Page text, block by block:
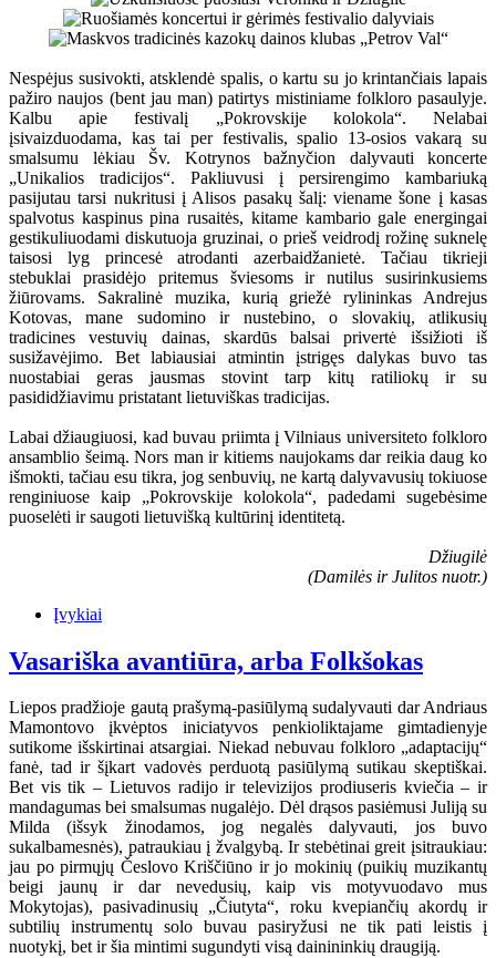
Nespėjus susivokti, atsklendė spalis, o kartu su jo krintančiais lapais
pažiro naujos (bent jau man) patirtys mistiniame folkloro pasaulyje.
Kalbu apie festivalį „Pokrovskije kolokola“. Nelabai
įsivaizduodama, kas tai per festivalis, spalio 13-osios vakarą su
smalsumu lėkiau Šv. Kotrynos bažnyčion dalyvauti koncerte
„Unikalios tradicijos“. Pakliuvusi į persirengimo kambariuką
pasijutau tarsi nukritusi į Alisos pasakų šalį: viename šone į kasas
spalvotus kaspinus pina rusaitės, kitame kambario gale energingai
gestikuliuodami diskutuoja gruzinai, o prieš veidrodį rožinę suknelę
taisosi lyg princesė atrodanti azerbaidžanietė. Tačiau tikrieji
stebuklai prasidėjo pritemus šviesoms ir nutilus susirinkusiems
žiūrovams. Sakralinė muzika, kurią griežė rylininkas Andrejus
Kotovas, mane sudomino ir nustebino, o slovakių, atlikusių
tradicines vestuvių dainas, skardūs balsai privertė išsižioti iš
susižavėjimo. Bet labiausiai atmintin įstrigęs dalykas buvo tas
nuostabiai geras jausmas stovint tarp kitų ratiliokų ir su
pasididžiavimu pristatant lietuviškas tradicijas.
Labai džiaugiuosi, kad buvau priimta į Vilniaus universiteto folkloro
ansamblio šeimą. Nors man ir kitiems naujokams dar reikia daug ko
išmokti, tačiau esu tikra, jog senbuvių, ne kartą dalyvavusių tokiuose
renginiuose kaip „Pokrovskije kolokola“, padedami sugebėsime
puoselėti ir saugoti lietuvišką kultūrinį identitetą.
Džiugilė
(Damilės ir Julitos nuotr.)
Įvykiai
Vasariška avantiūra, arba Folkšokas
Liepos pradžioje gautą prašymą-pasiūlymą sudalyvauti dar Andriaus
Mamontovo įkvėptos iniciatyvos penkioliktajame gimtadienyje
sutikome išskirtinai atsargiai. Niekad nebuvau folkloro „adaptacijų“
fanė, tad ir šįkart vadovės perduotą pasiūlymą sutikau skeptiškai.
Bet vis tik – Lietuvos radijo ir televizijos prodiuseris kviečia – ir
mandagumas bei smalsumas nugalėjo. Dėl drąsos pasiėmusi Juliją su
Milda (išsyk žinodamos, jog negalės dalyvauti, jos buvo
sukalbamesnės), patraukiau į žvalgybą. Ir stebėtinai greit įsitraukiau:
jau po pirmųjų Česlovo Kriščiūno ir jo mokinių (puikių muzikantų
beigi jaunų ir dar nevedusių, kaip vis motyvuodavo mus
Mokytojas), pasivadinusių „Čiutyta“, roku kvepiančių akordų ir
subtilių instrumentų solo buvau pasiryžusi ne tik pati leistis į
nuotykį, bet ir šia mintimi sugundyti visą dainininkių draugiją.